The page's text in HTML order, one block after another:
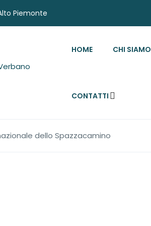
Piemonte
HOME CHI SIAMO
CONTATTI
dello Spazzacamino